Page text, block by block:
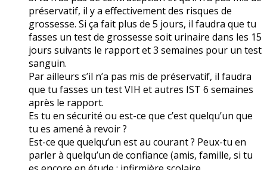
préservatif, il y a effectivement des risques de
grossesse. Si ça fait plus de 5 jours, il faudra que tu
fasses un test de grossesse soit urinaire dans les 15
jours suivants le rapport et 3 semaines pour un test
sanguin.
Par ailleurs s’il n’a pas mis de préservatif, il faudra
que tu fasses un test VIH et autres IST 6 semaines
après le rapport.
Es tu en sécurité ou est-ce que c’est quelqu’un que
tu es amené à revoir ?
Est-ce que quelqu’un est au courant ? Peux-tu en
parler à quelqu’un de confiance (amis, famille, si tu